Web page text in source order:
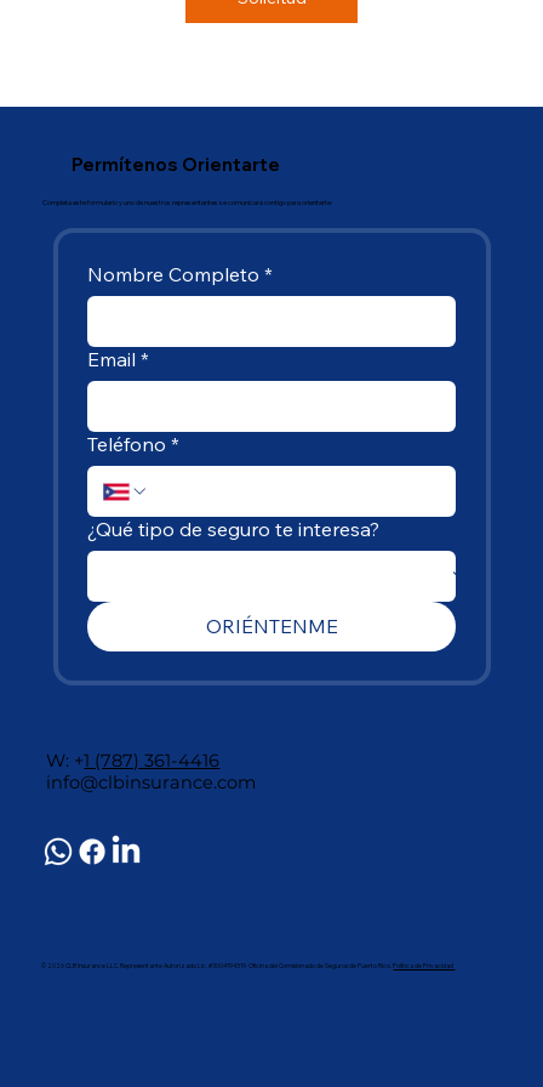
Permítenos Orientarte
Completa este formulario y uno de nuestros representantes se comunicará contigo para orientarte:
Nombre Completo *
Email *
Teléfono *
¿Qué tipo de seguro te interesa?
ORIÉNTENME
W: +1 (787) 361-4416
info@clbinsurance.com
© 2026 CLB Insurance LLC. Representante Autorizado Lic. #3004194319· Oficina del Comisionado de Seguros de Puerto Rico. Política de Privacidad